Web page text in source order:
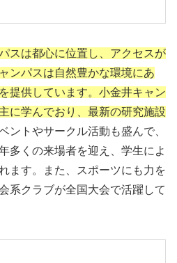
スは都心に位置し、アクセスが
ンパスは自然豊かな環境にあ
提供しています。小金井キャン
に学んでおり、最新の研究施設
ントやサークル活動も盛んで、
多くの来場者を迎え、学生によ
ます。また、スポーツにも力を
系クラブが全国大会で活躍して